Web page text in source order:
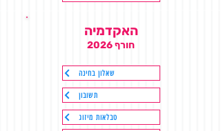
האקדמיה
חורף 2026
שאלון בחינה
תשובון
טבלאות מיזוג